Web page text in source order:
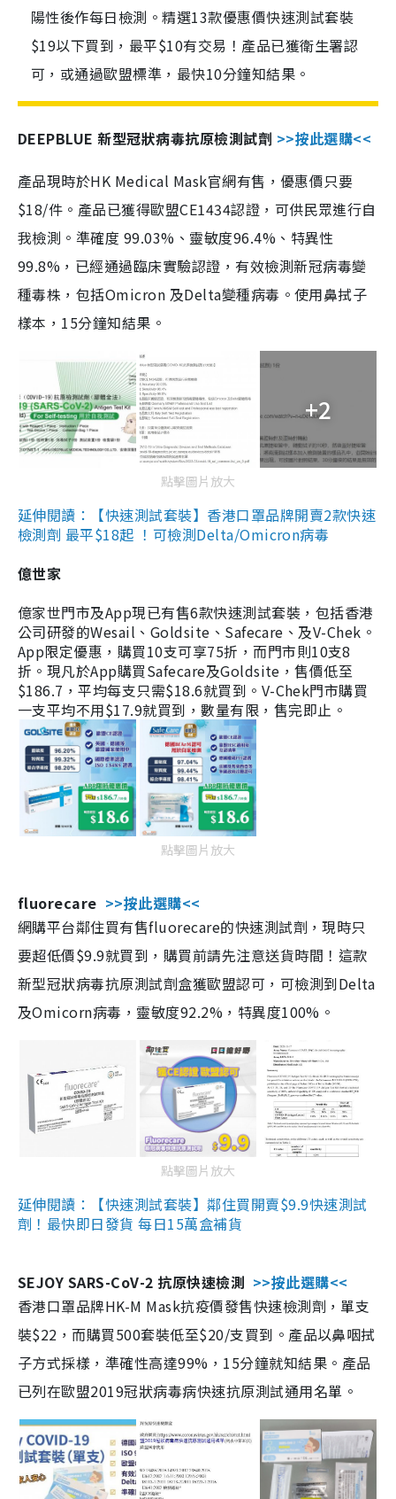
陽性後作每日檢測。精選13款優惠價快速測試套裝
$19以下買到，最平$10有交易！產品已獲衛生署認
可，或通過歐盟標準，最快10分鐘知結果。
DEEPBLUE 新型冠狀病毒抗原檢測試劑 >>按此選購<<
產品現時於HK Medical Mask官網有售，優惠價只要
$18/件。產品已獲得歐盟CE1434認證，可供民眾進行自
我檢測。準確度 99.03%、靈敏度96.4%、特異性
99.8%，已經通過臨床實驗認證，有效檢測新冠病毒變
種毒株，包括Omicron 及Delta變種病毒。使用鼻拭子
樣本，15分鐘知結果。
+2
點擊圖片放大
延伸閱讀：【快速測試套裝】香港口罩品牌開賣2款快速
檢測劑 最平$18起 ！可檢測Delta/Omicron病毒
億世家
億家世門市及App現已有售6款快速測試套裝，包括香港
公司研發的Wesail、Goldsite、Safecare、及V-Chek。
App限定優惠，購買10支可享75折，而門市則10支8
折。現凡於App購買Safecare及Goldsite，售價低至
$186.7，平均每支只需$18.6就買到。V-Chek門市購買
一支平均不用$17.9就買到，數量有限，售完即止。
點擊圖片放大
fluorecare >>按此選購<<
網購平台鄰住買有售fluorecare的快速測試劑，現時只
要超低價$9.9就買到，購買前請先注意送貨時間！這款
新型冠狀病毒抗原測試劑盒獲歐盟認可，可檢測到Delta
及Omicorn病毒，靈敏度92.2%，特異度100%。
點擊圖片放大
延伸閱讀：【快速測試套裝】鄰住買開賣$9.9快速測試
劑！最快即日發貨 每日15萬盒補貨
SEJOY SARS-CoV-2 抗原快速檢測 >>按此選購<<
香港口罩品牌HK-M Mask抗疫價發售快速檢測劑，單支
裝$22，而購買500套裝低至$20/支買到。產品以鼻咽拭
子方式採樣，準確性高達99%，15分鐘就知結果。產品
已列在歐盟2019冠狀病毒病快速抗原測試通用名單。